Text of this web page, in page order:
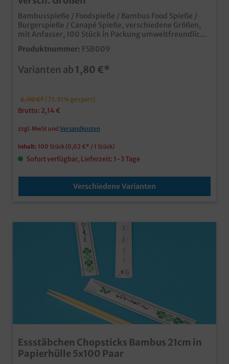
Bambusspieße / Foodspieße / Bambus Food Spieße /
Burgerspieße / Canapé Spieße, verschiedene Größen,
mit Anfasser, 100 Stück in Packung umweltfreundliche
Foodspieße stabil und in verschiedenen Längen ideal
für Burger, Fingerfood, Verkostungen, usw.
Produktnummer: FSB009
Varianten ab 1,80 €*
6,90 €* (73.91% gespart)
Brutto: 2,14 €
zzgl. MwSt und Versandkosten
Inhalt: 100 Stück (0,02 €* / 1 Stück)
Sofort verfügbar, Lieferzeit: 1-3 Tage
Verschiedene Varianten
Essstäbchen Chopsticks Bambus 21cm in
Papierhülle 5x100 Paar